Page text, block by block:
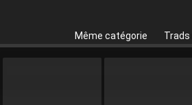
Même catégorie